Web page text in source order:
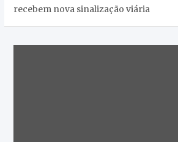
recebem nova sinalização viária